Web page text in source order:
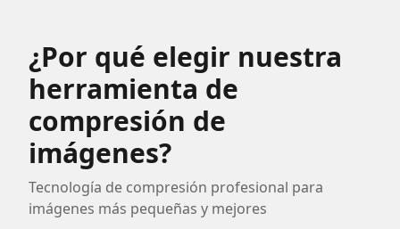
¿Por qué elegir nuestra
herramienta de
compresión de
imágenes?
Tecnología de compresión profesional para
imágenes más pequeñas y mejores